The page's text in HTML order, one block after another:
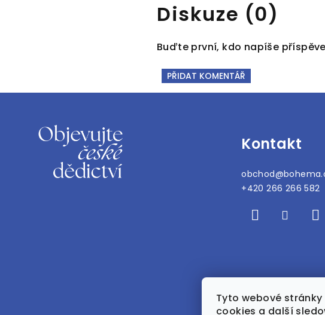
Tyto webové
cookies a další
Diskuze (0)
Buďte první, kdo napíše
PŘIDAT KOMENTÁŘ
Kontakt
obchod@
+420 266 266 582